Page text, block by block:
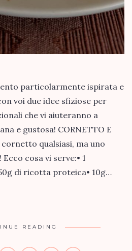
particolarmente ispirata e
voi due idee sfiziose per
che vi aiuteranno a
e gustosa! CORNETTO E
cornetto qualsiasi, ma uno
cosa vi serve:• 1
di ricotta proteica• 10g…
READING